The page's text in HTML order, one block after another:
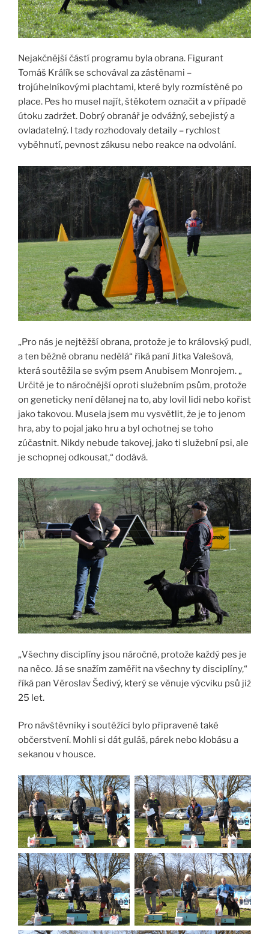
Nejakčnější částí programu byla obrana. Figurant
Tomáš Králík se schovával za zástěnami –
trojúhelníkovými plachtami, které byly rozmístěné po
place. Pes ho musel najít, štěkotem označit a v případě
útoku zadržet. Dobrý obranář je odvážný, sebejistý a
ovladatelný. I tady rozhodovaly detaily – rychlost
vyběhnutí, pevnost zákusu nebo reakce na odvolání.
„Pro nás je nejtěžší obrana, protože je to královský pudl,
a ten běžně obranu nedělá“ říká paní Jitka Valešová,
která soutěžila se svým psem Anubisem Monrojem. „
Určitě je to náročnější oproti služebním psům, protože
on geneticky není dělanej na to, aby lovil lidi nebo kořist
jako takovou. Musela jsem mu vysvětlit, že je to jenom
hra, aby to pojal jako hru a byl ochotnej se toho
zúčastnit. Nikdy nebude takovej, jako ti služební psi, ale
je schopnej odkousat,“ dodává.
„Všechny disciplíny jsou náročné, protože každý pes je
na něco. Já se snažím zaměřit na všechny ty disciplíny,“
říká pan Věroslav Šedivý, který se věnuje výcviku psů již
25 let.
Pro návštěvníky i soutěžící bylo připravené také
občerstvení. Mohli si dát guláš, párek nebo klobásu a
sekanou v housce.